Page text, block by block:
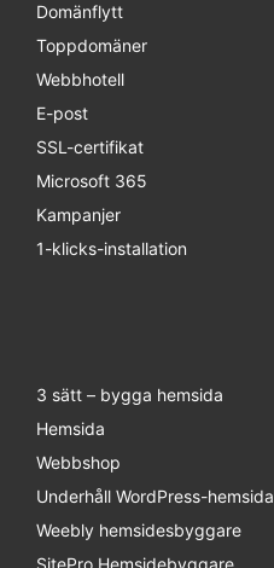
Domänflytt
Toppdomäner
Webbhotell
E-post
SSL-certifikat
Microsoft 365
Kampanjer
1-klicks-installation
3 sätt – bygga hemsida
Hemsida
Webbshop
Underhåll WordPress-hemsida
Weebly hemsidesbyggare